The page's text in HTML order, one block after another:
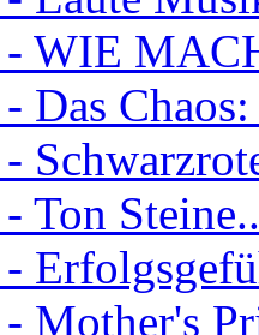
- WIE
Das
Ton
Mother's